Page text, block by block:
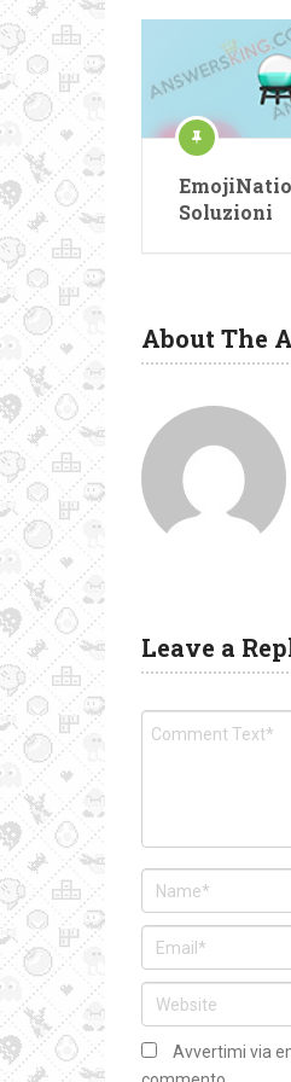
Soluzioni
About The
Leave a
Avvertimi via